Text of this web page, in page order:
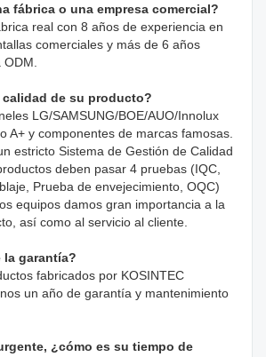
fábrica o una empresa comercial?
real con 8 años de experiencia en
comerciales y más de 6 años
calidad de su producto?
LG/SAMSUNG/BOE/AUO/Innolux
A+ y componentes de marcas famosas.
estricto Sistema de Gestión de Calidad
deben pasar 4 pruebas (IQC,
Prueba de envejecimiento, OQC)
equipos damos gran importancia a la
así como al servicio al cliente.
la garantía?
fabricados por KOSINTEC
un año de garantía y mantenimiento
¿cómo es su tiempo de